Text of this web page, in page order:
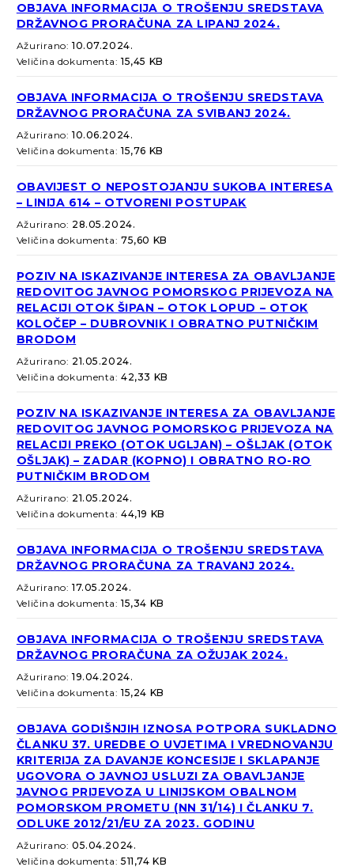
OBJAVA INFORMACIJA O TROŠENJU SREDSTAVA
DRŽAVNOG PRORAČUNA ZA LIPANJ 2024.
Ažurirano:10.07.2024.
Veličina dokumenta:15,45 KB
OBJAVA INFORMACIJA O TROŠENJU SREDSTAVA
DRŽAVNOG PRORAČUNA ZA SVIBANJ 2024.
Ažurirano:10.06.2024.
Veličina dokumenta:15,76 KB
OBAVIJEST O NEPOSTOJANJU SUKOBA INTERESA
– LINIJA 614 – OTVORENI POSTUPAK
Ažurirano: 28.05.2024.
Veličina dokumenta:75,60 KB
POZIV NA ISKAZIVANJE INTERESA ZA OBAVLJANJE
REDOVITOG JAVNOG POMORSKOG PRIJEVOZA NA
RELACIJI OTOK ŠIPAN – OTOK LOPUD – OTOK
KOLOČEP – DUBROVNIK I OBRATNO PUTNIČKIM
BRODOM
Ažurirano: 21.05.2024.
Veličina dokumenta:42,33 KB
POZIV NA ISKAZIVANJE INTERESA ZA OBAVLJANJE
REDOVITOG JAVNOG POMORSKOG PRIJEVOZA NA
RELACIJI PREKO (OTOK UGLJAN) – OŠLJAK (OTOK
OŠLJAK) – ZADAR (KOPNO) I OBRATNO RO-RO
PUTNIČKIM BRODOM
Ažurirano: 21.05.2024.
Veličina dokumenta:44,19 KB
OBJAVA INFORMACIJA O TROŠENJU SREDSTAVA
DRŽAVNOG PRORAČUNA ZA TRAVANJ 2024.
Ažurirano:17.05.2024.
Veličina dokumenta:15,34 KB
OBJAVA INFORMACIJA O TROŠENJU SREDSTAVA
DRŽAVNOG PRORAČUNA ZA OŽUJAK 2024.
Ažurirano:19.04.2024.
Veličina dokumenta:15,24 KB
OBJAVA GODIŠNJIH IZNOSA POTPORA SUKLADNO
ČLANKU 37. UREDBE O UVJETIMA I VREDNOVANJU
KRITERIJA ZA DAVANJE KONCESIJE I SKLAPANJE
UGOVORA O JAVNOJ USLUZI ZA OBAVLJANJE
JAVNOG PRIJEVOZA U LINIJSKOM OBALNOM
POMORSKOM PROMETU (NN 31/14) I ČLANKU 7.
ODLUKE 2012/21/EU ZA 2023. GODINU
Ažurirano:05.04.2024.
Veličina dokumenta:511,74 KB